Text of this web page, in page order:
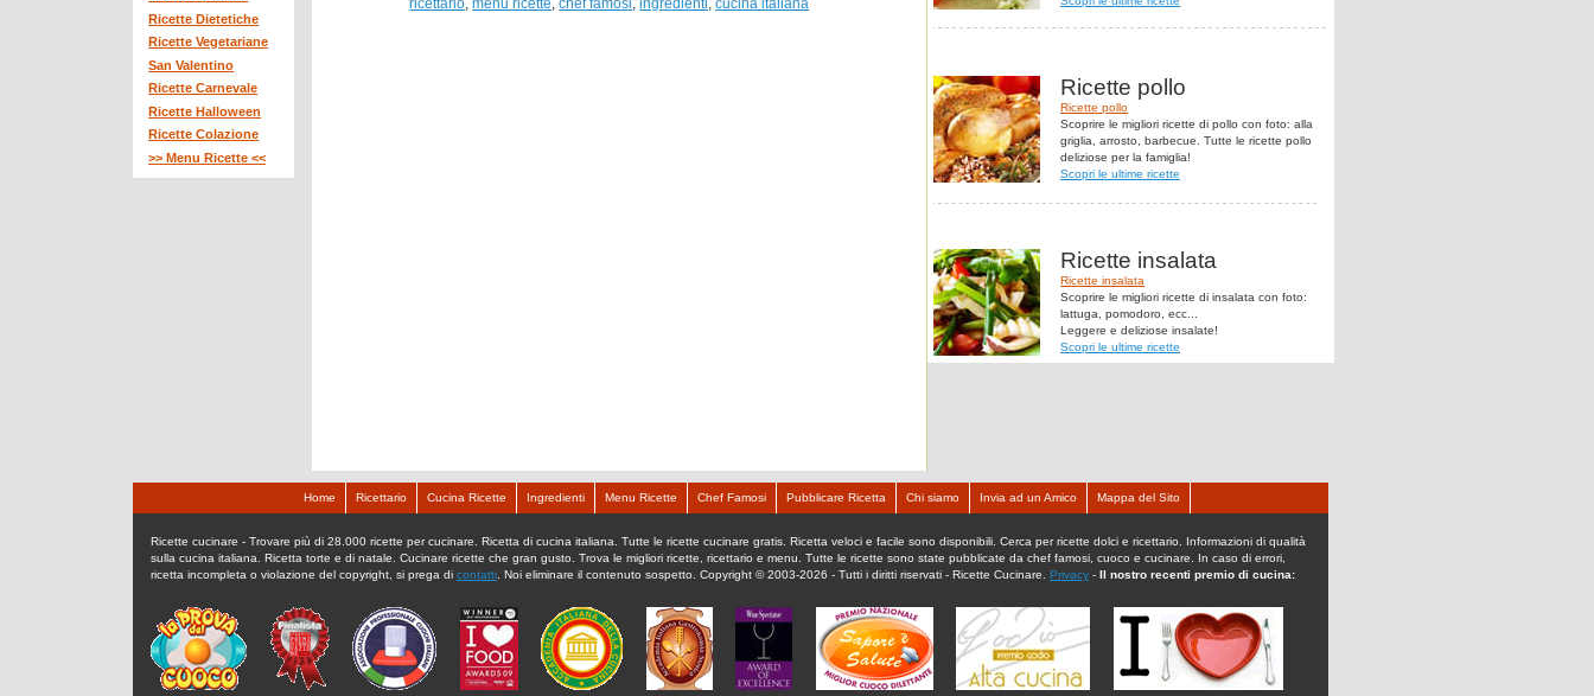
Ricette Dietetiche
Ricette Vegetariane
San Valentino
Ricette Carnevale
Ricette Halloween
Ricette Colazione
>> Menu Ricette <<
ricettario,menu ricette,chef famosi,ingredienti,cucina italiana
Ricette pollo
Ricette pollo
Scoprire le migliori ricette di pollo con foto: alla
griglia, arrosto, barbecue. Tutte le ricette pollo
deliziose per la famiglia!
Scopri le ultime ricette
Ricette insalata
Ricette insalata
Scoprire le migliori ricette di insalata con foto:
lattuga, pomodoro, ecc...
Leggere e deliziose insalate!
Scopri le ultime ricette
Home Ricettario Cucina Ricette Ingredienti Menu Ricette Chef Famosi Pubblicare Ricetta Chi siamo Invia ad un Amico Mappa del Sito
Ricette cucinare - Trovare più di 28.000 ricette per cucinare. Ricetta di cucina italiana. Tutte le ricette cucinare gratis. Ricetta veloci e facile sono disponibili. Cerca per ricette dolci e ricettario. Informazioni di qualità
sulla cucina italiana. Ricetta torte e di natale. Cucinare ricette che gran gusto. Trova le migliori ricette, ricettario e menu. Tutte le ricette sono state pubblicate da chef famosi, cuoco e cucinare. In caso di errori,
ricetta incompleta o violazione del copyright, si prega di contatti . Noi eliminare il contenuto sospetto. Copyright © 2003-2026 - Tutti i diritti riservati - Ricette Cucinare. Privacy - Il nostro recenti premio di cucina: